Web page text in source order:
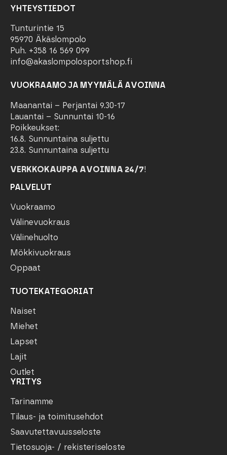
YHTEYSTIEDOT
Tunturintie 15
95970 Äkäslompolo
Puh. +358 16 569 099
info@akaslompolosportshop.fi
VUOKRAAMO JA MYYMÄLÄ AVOINNA
Maanantai – Perjantai 9.30-17
Lauantai – Sunnuntai 10-16
Poikkeukset:
16.8. Sunnuntaina suljettu
23.8. Sunnuntaina suljettu
VERKKOKAUPPA AVOINNA 24/7!
PALVELUT
Vuokraamo
Välinevuokraus
Välinehuolto
Mökkivuokraus
Oppaat
TUOTEKATEGORIAT
Naiset
Miehet
Lapset
Lajit
Outlet
YRITYS
Tarinamme
Tilaus- ja toimitusehdot
Saavutettavuusseloste
Tietosuoja- / rekisteriseloste